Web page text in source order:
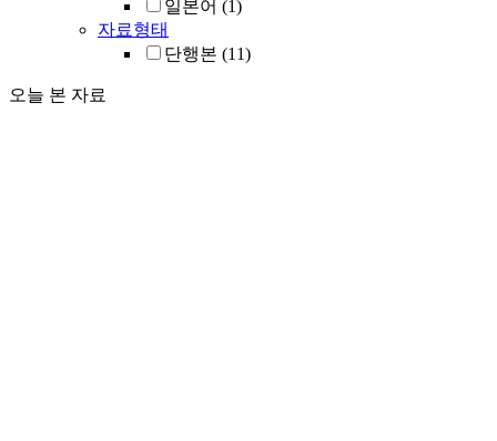
일본어 (1)
자료형태
단행본 (11)
오늘 본 자료